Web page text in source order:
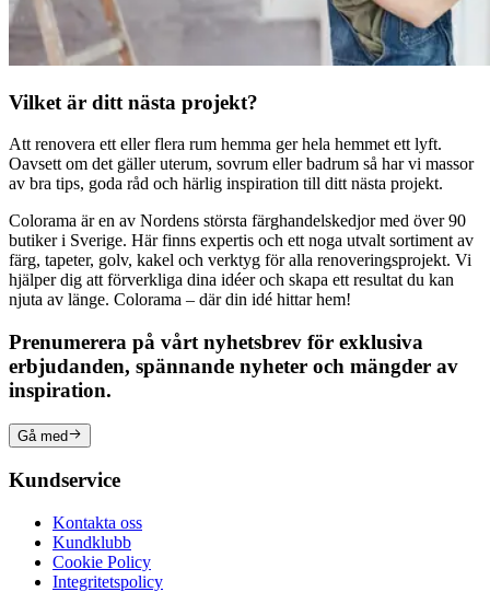
Vilket är ditt nästa projekt?
Att renovera ett eller flera rum hemma ger hela hemmet ett lyft.
Oavsett om det gäller uterum, sovrum eller badrum så har vi massor
av bra tips, goda råd och härlig inspiration till ditt nästa projekt.
Colorama är en av Nordens största färghandelskedjor med över 90
butiker i Sverige. Här finns expertis och ett noga utvalt sortiment av
färg, tapeter, golv, kakel och verktyg för alla renoveringsprojekt. Vi
hjälper dig att förverkliga dina idéer och skapa ett resultat du kan
njuta av länge. Colorama – där din idé hittar hem!
Prenumerera på vårt nyhetsbrev för exklusiva
erbjudanden, spännande nyheter och mängder av
inspiration.
Gå med
Kundservice
Kontakta oss
Kundklubb
Cookie Policy
Integritetspolicy